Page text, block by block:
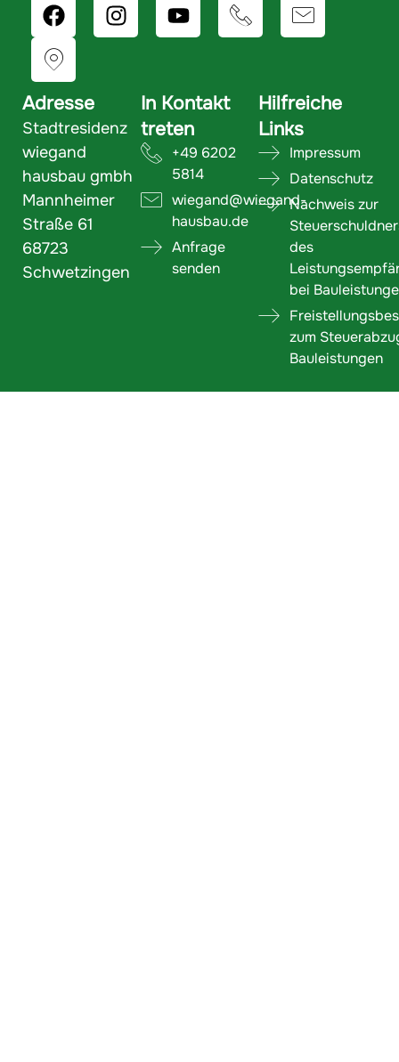
Adresse
Stadtresidenz
wiegand
hausbau gmbh
Mannheimer
Straße 61
68723
Schwetzingen
In Kontakt
treten
+49 6202
5814
wiegand@wiegand-
hausbau.de
Anfrage
senden
Hilfreiche
Links
Impressum
Datenschutz
Nachweis zur
des
bei
zum
Bauleistungen